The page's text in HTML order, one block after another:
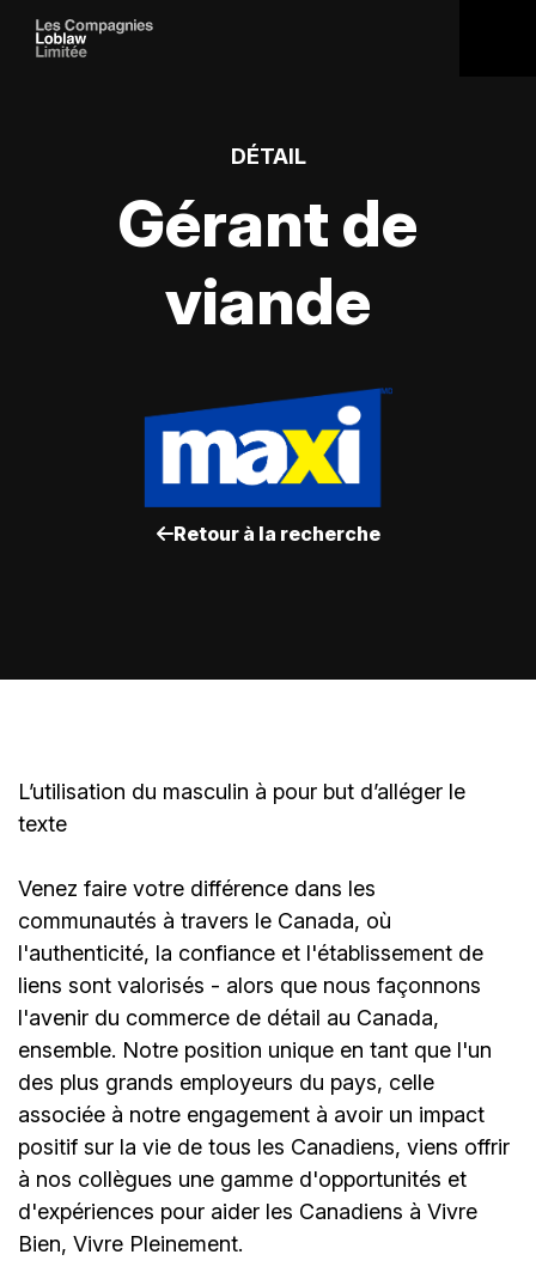
DÉTAIL
Gérant de
viande
Retour à la recherche
L’utilisation du masculin à pour but d’alléger le
texte
Venez faire votre différence dans les
communautés à travers le Canada, où
l'authenticité, la confiance et l'établissement de
liens sont valorisés - alors que nous façonnons
l'avenir du commerce de détail au Canada,
ensemble. Notre position unique en tant que l'un
des plus grands employeurs du pays, celle
associée à notre engagement à avoir un impact
positif sur la vie de tous les Canadiens, viens offrir
à nos collègues une gamme d'opportunités et
d'expériences pour aider les Canadiens à Vivre
Bien, Vivre Pleinement.